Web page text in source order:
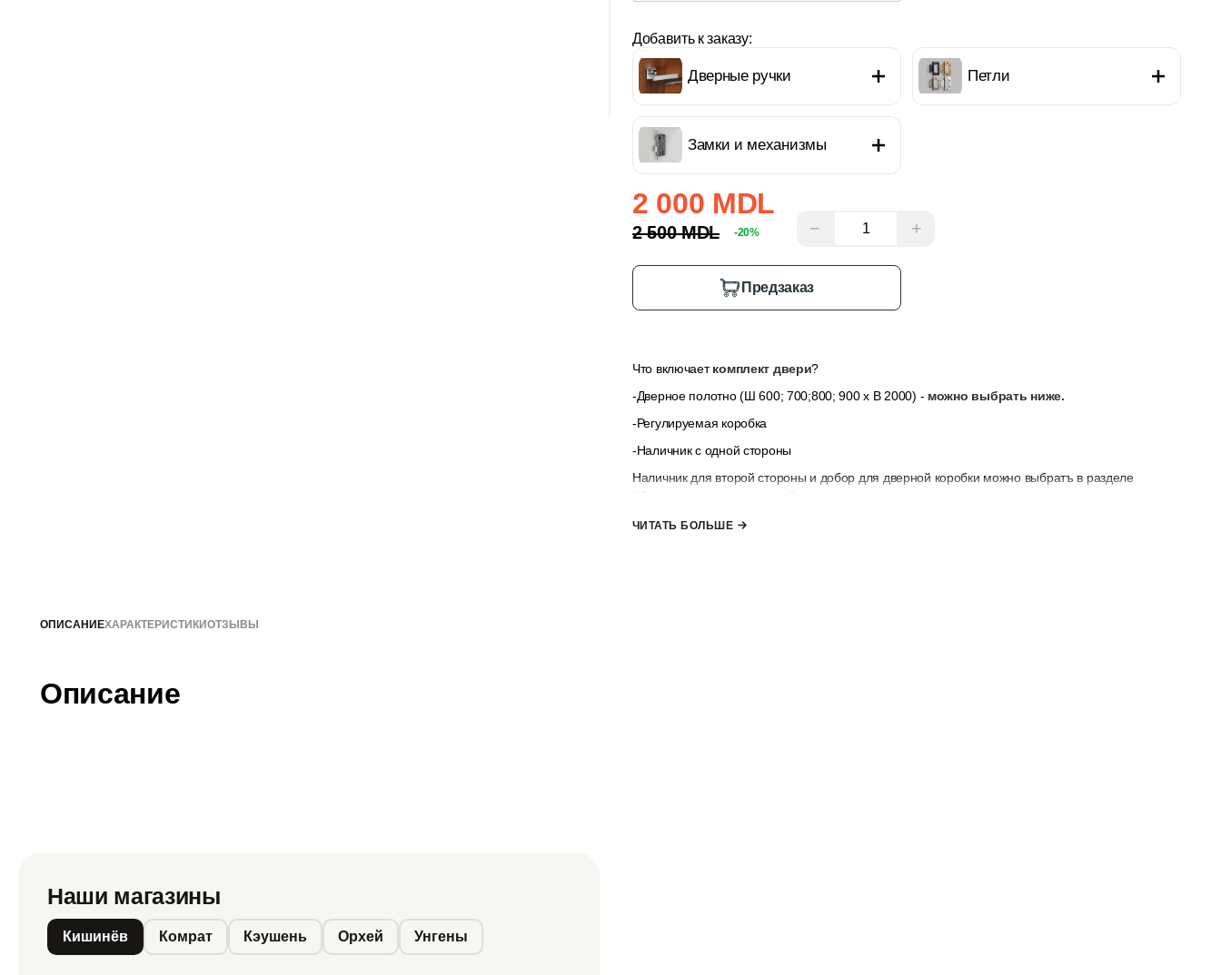
Добавить к заказу:
Дверные ручки Петли
Замки и механизмы
2 000 MDL
2 500 MDL -20% − +
Предзаказ
Что включаеткомплект двери?
-Дверное полотно (Ш 600; 700;800; 900x В 2000) - можно выбрать ниже.
-Регулируемая коробка
-Наличник с одной стороны
Наличник для второй стороны и добор для дверной коробки можно выбратъ в разделе
ЧИТАТЬ БОЛЬШЕ
ОПИСАНИЕХАРАКТЕРИСТИКИОТЗЫВЫ
Описание
Наши магазины
Кишинёв Комрат Кэушень Орхей Унгены